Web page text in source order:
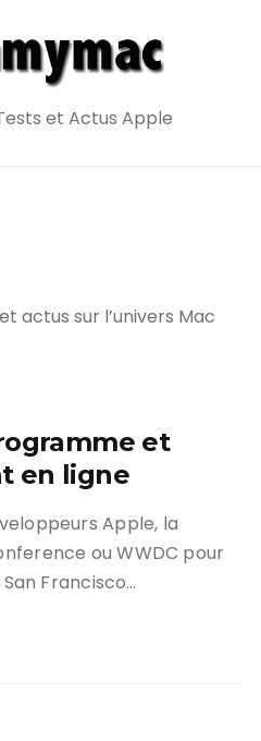
et Actus Apple
actus sur l’univers Mac
et
en ligne
Apple, la
ou WWDC pour
Francisco…